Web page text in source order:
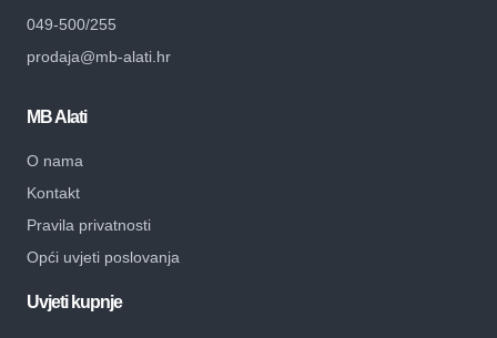
049-500/255
prodaja@mb-alati.hr
MB Alati
O nama
Kontakt
Pravila privatnosti
Opći uvjeti poslovanja
Uvjeti kupnje